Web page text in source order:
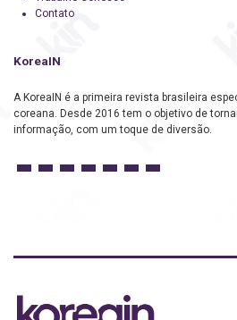
Contato
KoreaIN
A KoreaIN é a primeira revista brasileira
coreana. Desde 2016 tem o objetivo de
informação, com um toque de diversão.